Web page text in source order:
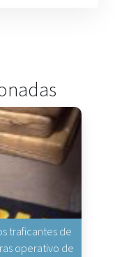
traficantes de
operativo de